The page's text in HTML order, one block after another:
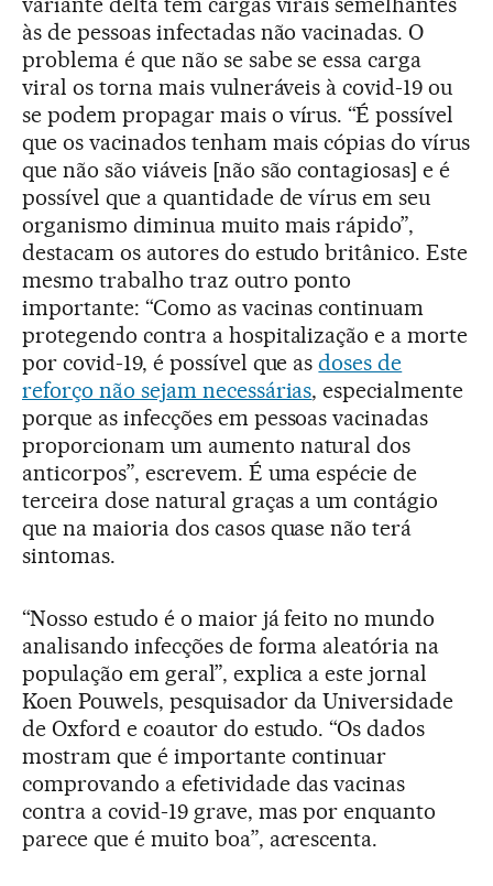
às de pessoas infectadas não vacinadas. O
problema é que não se sabe se essa carga
viral os torna mais vulneráveis à covid-19 ou
se podem propagar mais o vírus. “É possível
que os vacinados tenham mais cópias do vírus
que não são viáveis [não são contagiosas] e é
possível que a quantidade de vírus em seu
organismo diminua muito mais rápido”,
destacam os autores do estudo britânico. Este
mesmo trabalho traz outro ponto
importante: “Como as vacinas continuam
protegendo contra a hospitalização e a morte
por covid-19, é possível que asdoses de
reforço não sejam necessárias, especialmente
porque as infecções em pessoas vacinadas
proporcionam um aumento natural dos
anticorpos”, escrevem. É uma espécie de
terceira dose natural graças a um contágio
que na maioria dos casos quase não terá
sintomas.
“Nosso estudo é o maior já feito no mundo
analisando infecções de forma aleatória na
população em geral”, explica a este jornal
Koen Pouwels, pesquisador da Universidade
de Oxford e coautor do estudo. “Os dados
mostram que é importante continuar
comprovando a efetividade das vacinas
contra a covid-19 grave, mas por enquanto
parece que é muito boa”, acrescenta.